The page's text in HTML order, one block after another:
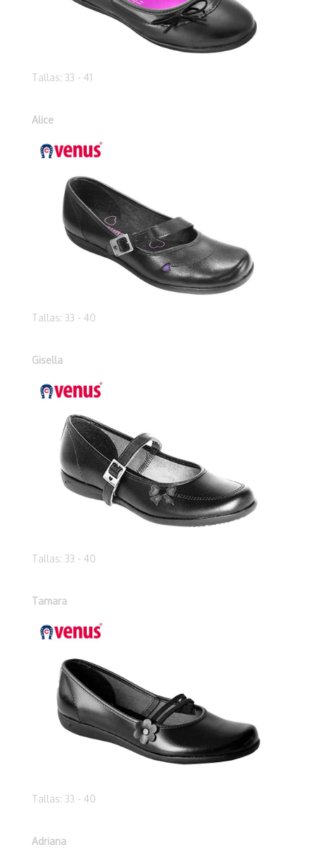
Tallas: 33 - 41
Alice
Tallas: 33 - 40
Gisella
Tallas: 33 - 40
Tamara
Tallas: 33 - 40
Adriana